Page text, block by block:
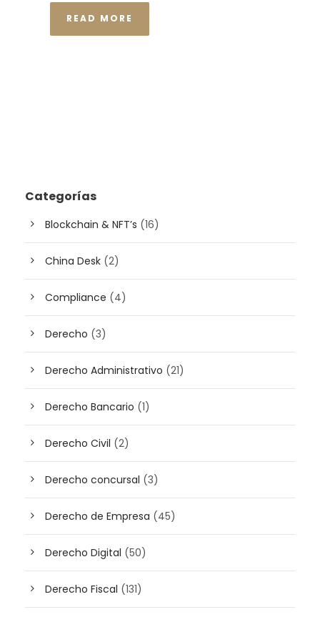
READ MORE
Categorías
Blockchain & NFT’s (16)
China Desk (2)
Compliance (4)
Derecho (3)
Derecho Administrativo (21)
Derecho Bancario (1)
Derecho Civil (2)
Derecho concursal (3)
Derecho de Empresa (45)
Derecho Digital (50)
Derecho Fiscal (131)